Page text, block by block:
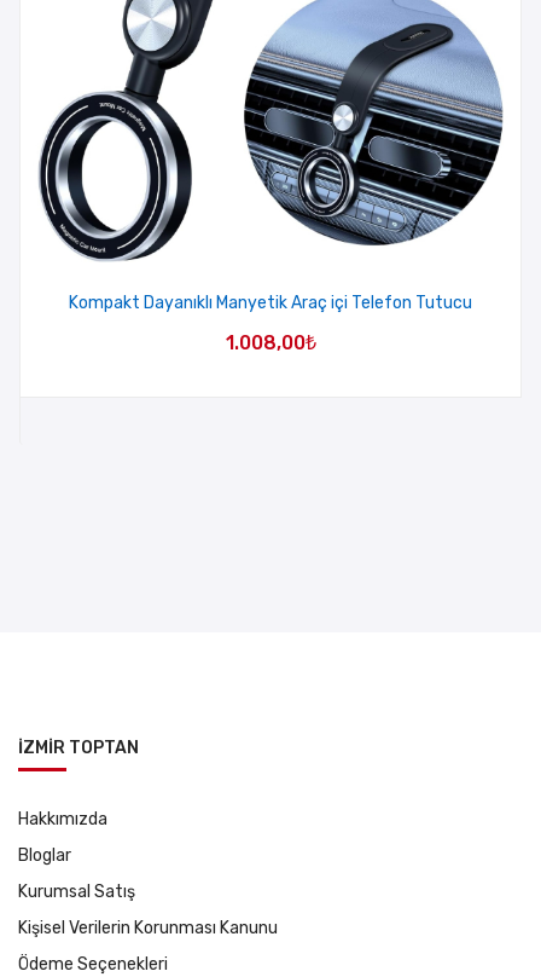
Kompakt Dayanıklı Manyetik Araç içi Telefon Tutucu
1.008,00₺
İZMİR TOPTAN
Hakkımızda
Bloglar
Kurumsal Satış
Kişisel Verilerin Korunması Kanunu
Ödeme Seçenekleri